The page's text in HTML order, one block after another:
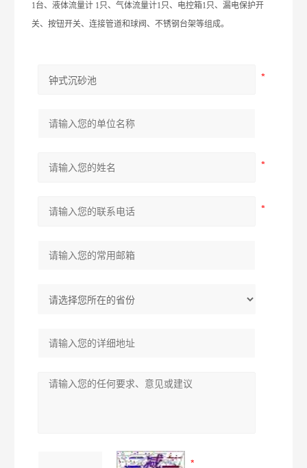
1台、液体流量计 1只、气体流量计1只、电控箱1只、漏电保护开
关、按钮开关、连接管道和球阀、不锈钢台架等组成。